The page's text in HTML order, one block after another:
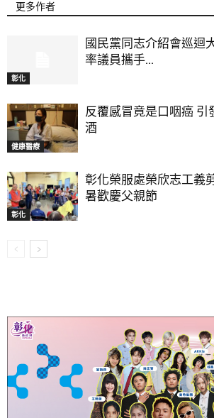
更多作者
彰化
國民黨同志介紹會巡迴
率議員攜手...
健康醫療
反覆感冒竟是口咽癌 引
酒
彰化
彰化榮服處榮欣志工
暑歡慶父親節